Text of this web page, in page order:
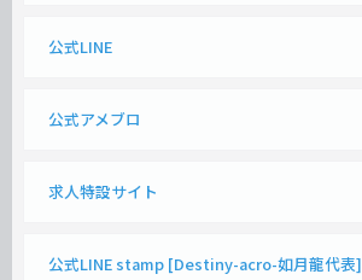
公式LINE
公式アメブロ
求人特設サイト
公式LINE stamp [Destiny-acro-如月龍代表]